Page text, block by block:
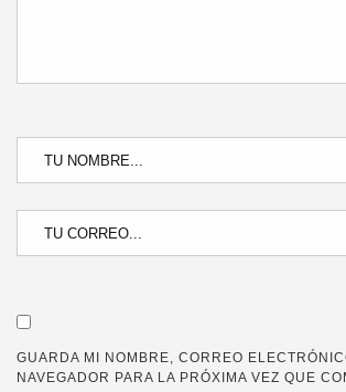
GUARDA MI NOMBRE, CORREO
NAVEGADOR PARA LA PRÓXIMA VEZ QUE